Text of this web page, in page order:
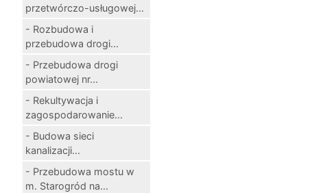
przetwórczo-usługowej...
- Rozbudowa i
przebudowa drogi...
- Przebudowa drogi
powiatowej nr...
- Rekultywacja i
zagospodarowanie...
- Budowa sieci
kanalizacji...
- Przebudowa mostu w
m. Starogród na...